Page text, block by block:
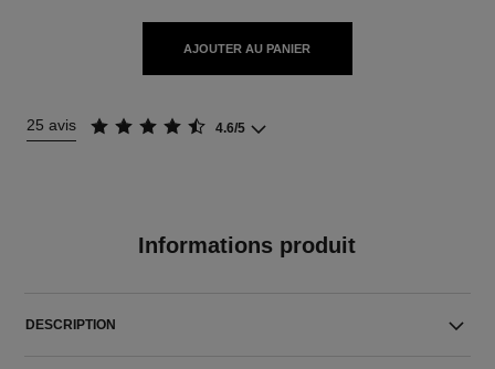
AJOUTER AU PANIER
25 avis 4.6/5
Informations produit
DESCRIPTION